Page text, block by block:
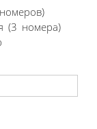
(3 номера)